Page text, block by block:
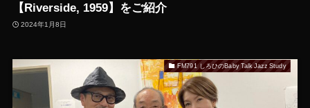
【Riverside, 1959】をご紹介
2024年1月8日
FM791 しろひのBaby Talk Jazz Study